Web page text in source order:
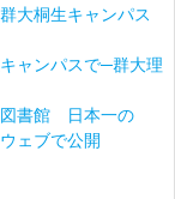
大桐生キャンパス
ャンパスで─群大理
図書館 日本一の
ェブで公開